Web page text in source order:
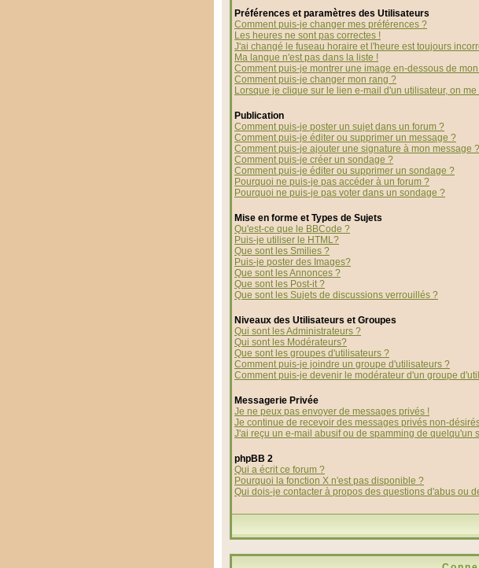
Préférences et paramètres des Utilisateurs
Comment puis-je changer mes préférences ?
Les heures ne sont pas correctes !
J'ai changé le fuseau horaire et l'heure est toujours
Ma langue n'est pas dans la liste !
Comment puis-je montrer une image en-dessous de
Comment puis-je changer mon rang ?
Lorsque je clique sur le lien e-mail d'un utilisateur, on
Publication
Comment puis-je poster un sujet dans un forum ?
Comment puis-je éditer ou supprimer un message ?
Comment puis-je ajouter une signature à mon message ?
Comment puis-je créer un sondage ?
Comment puis-je éditer ou supprimer un sondage ?
Pourquoi ne puis-je pas accéder à un forum ?
Pourquoi ne puis-je pas voter dans un sondage ?
Mise en forme et Types de Sujets
Qu'est-ce que le BBCode ?
Puis-je utiliser le HTML?
Que sont les Smilies ?
Puis-je poster des Images?
Que sont les Annonces ?
Que sont les Post-it ?
Que sont les Sujets de discussions verrouillés ?
Niveaux des Utilisateurs et Groupes
Qui sont les Administrateurs ?
Qui sont les Modérateurs?
Que sont les groupes d'utilisateurs ?
Comment puis-je joindre un groupe d'utilisateurs ?
Comment puis-je devenir le modérateur d'un groupe
Messagerie Privée
Je ne peux pas envoyer de messages privés !
Je continue de recevoir des messages privés non-
J'ai reçu un e-mail abusif ou de spamming de quelqu'un
phpBB 2
Qui a écrit ce forum ?
Pourquoi la fonction X n'est pas disponible ?
Qui dois-je contacter à propos des questions d'abus ou